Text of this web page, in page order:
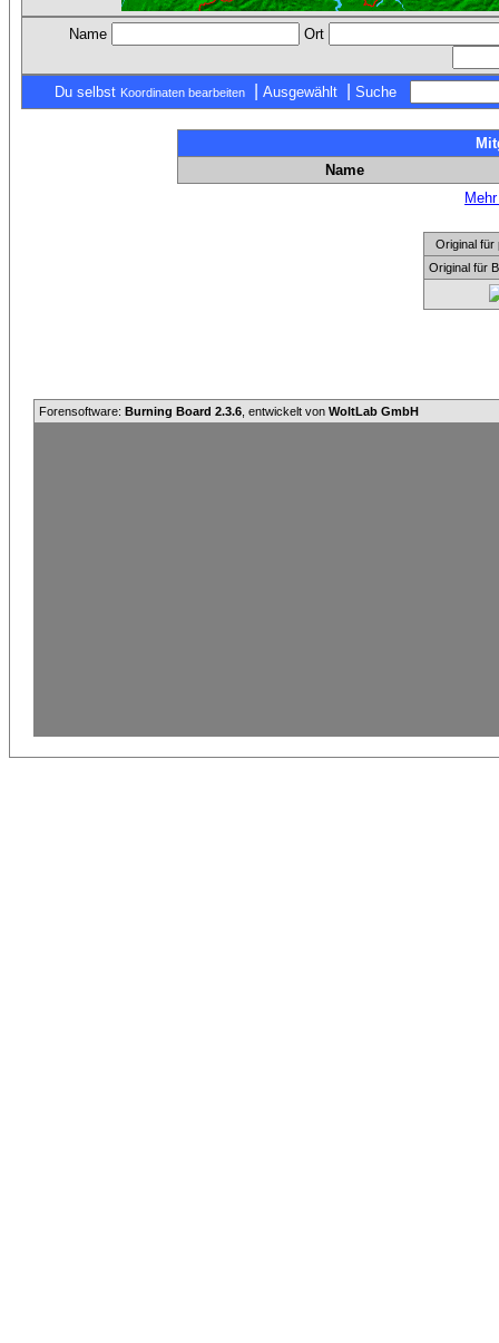
Name Ort
Du selbst Koordinaten bearbeiten Ausgewählt Suche
Name
Original für
Original für
Forensoftware: Burning Board 2.3.6 , entwickelt von WoltLab GmbH